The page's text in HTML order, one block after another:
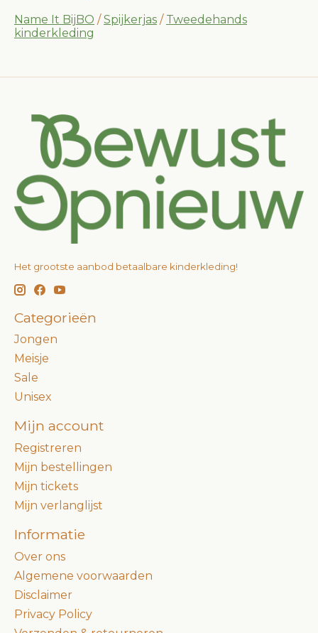
Name It BijBO / Spijkerjas / Tweedehands
kinderkleding
Het grootste aanbod betaalbare kinderkleding!
Categorieën
Jongen
Meisje
Sale
Unisex
Mijn account
Registreren
Mijn bestellingen
Mijn tickets
Mijn verlanglijst
Informatie
Over ons
Algemene voorwaarden
Disclaimer
Privacy Policy